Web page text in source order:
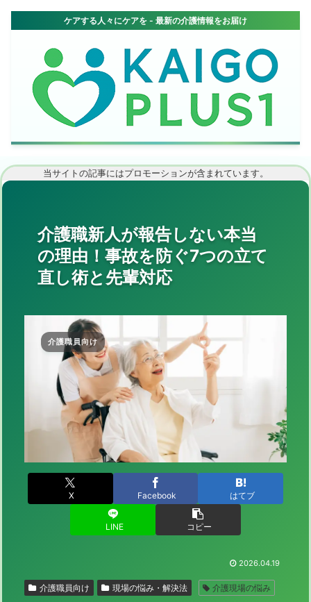
当サイトの記事にはプロモーションが含まれています。
介護職新人が報告しない本当
の理由！事故を防ぐ7つの立て
直し術と先輩対応
介護職員向け
X Facebook はてブ
LINE コピー
2026.04.19
介護職員向け 現場の悩み・解決法 介護現場の悩み